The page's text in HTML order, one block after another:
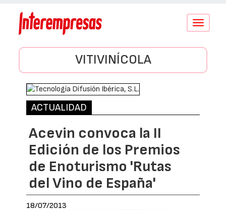
Conmutar
VITIVINÍCOLA
ACTUALIDAD
Acevin convoca la II
Edición de los Premios
de Enoturismo 'Rutas
del Vino de España'
18/07/2013